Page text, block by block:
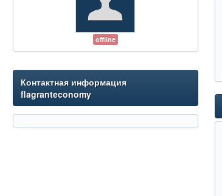
offline
Контактная информация
flagranteconomy